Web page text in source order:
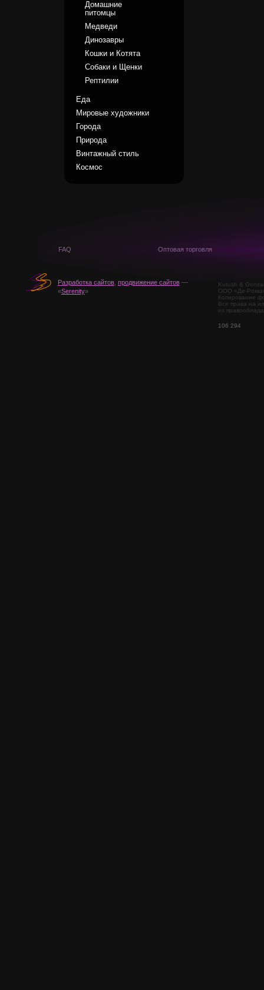
Домашние
питомцы
Медведи
Динозавры
Кошки и Котята
Собаки и Щенки
Рептилии
Еда
Мировые художники
Города
Природа
Винтажный стиль
Космос
FAQ Оптовая торговля
Разработка сайтов, продвижение сайтов—
«Serenity»
Kutush &
ООО «Де-
Копирование
Все права на
их
106 294